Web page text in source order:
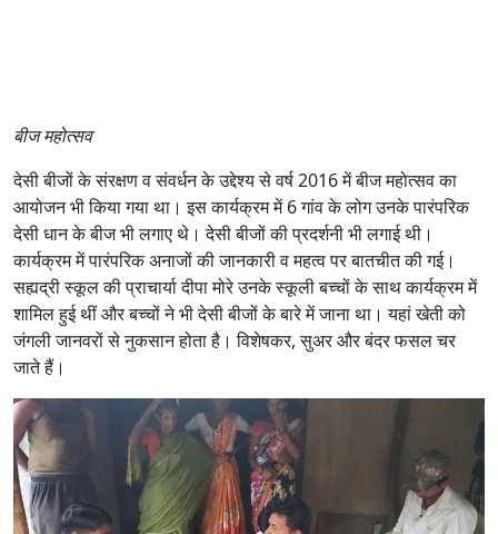
बीज महोत्सव
देसी बीजों के संरक्षण व संवर्धन के उद्देश्य से वर्ष 2016 में बीज महोत्सव का
आयोजन भी किया गया था। इस कार्यक्रम में 6 गांव के लोग उनके पारंपरिक
देसी धान के बीज भी लगाए थे। देसी बीजों की प्रदर्शनी भी लगाई थी।
कार्यक्रम में पारंपरिक अनाजों की जानकारी व महत्व पर बातचीत की गई।
सह्यद्री स्कूल की प्राचार्या दीपा मोरे उनके स्कूली बच्चों के साथ कार्यक्रम में
शामिल हुई थीं और बच्चों ने भी देसी बीजों के बारे में जाना था। यहां खेती को
जंगली जानवरों से नुकसान होता है। विशेषकर, सुअर और बंदर फसल चर
जाते हैं।